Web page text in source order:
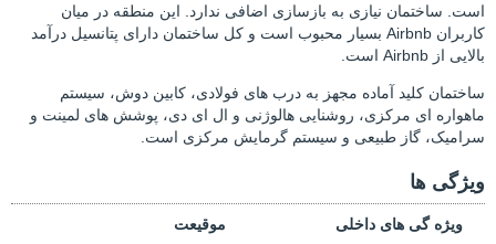
است. ساختمان نیازی به بازسازی اضافی ندارد. این منطقه در میان
کاربران Airbnb بسیار محبوب است و کل ساختمان دارای پتانسیل درآمد
بالایی از Airbnb است.
ساختمان کلید آماده مجهز به درب های فولادی، کابین دوش، سیستم
ماهواره ای مرکزی، روشنایی هالوژنی و ال ای دی، پوشش های لمینت و
سرامیک، گاز طبیعی و سیستم گرمایش مرکزی است.
ویژگی ها
ویژه گی های داخلی
موقیعت